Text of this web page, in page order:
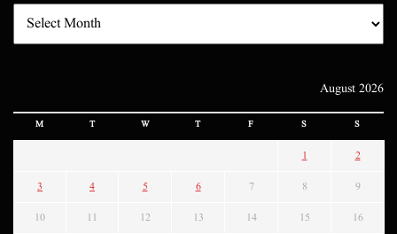
August 2026
M T W T F S S
1 2
3 4 5 6 7 8 9
10 11 12 13 14 15 16